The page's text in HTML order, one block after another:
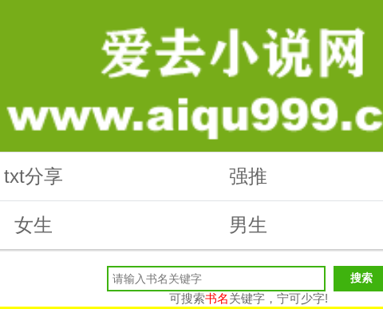
txt分享 强推
女生 男生
可搜索书名关键字，宁可少字!